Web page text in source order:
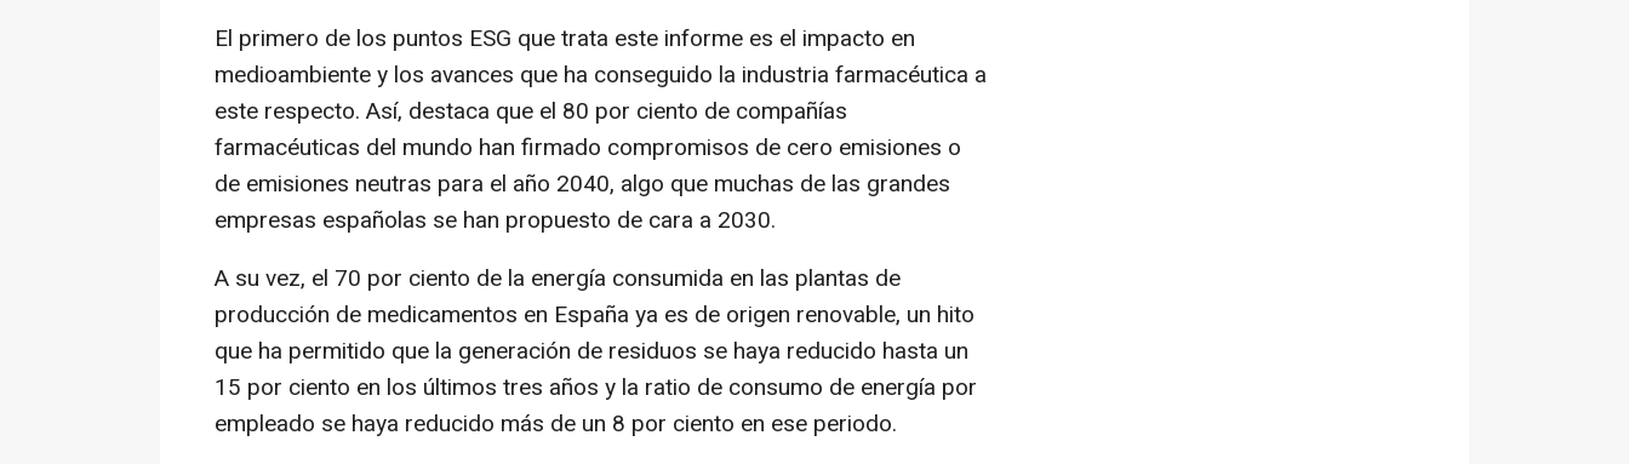
El primero de los puntos ESG que trata este informe es el impacto en
medioambiente y los avances que ha conseguido la industria farmacéutica a
este respecto. Así, destaca que el 80 por ciento de compañías
farmacéuticas del mundo han firmado compromisos de cero emisiones o
de emisiones neutras para el año 2040, algo que muchas de las grandes
empresas españolas se han propuesto de cara a 2030.
A su vez, el 70 por ciento de la energía consumida en las plantas de
producción de medicamentos en España ya es de origen renovable, un hito
que ha permitido que la generación de residuos se haya reducido hasta un
15 por ciento en los últimos tres años y la ratio de consumo de energía por
empleado se haya reducido más de un 8 por ciento en ese periodo.